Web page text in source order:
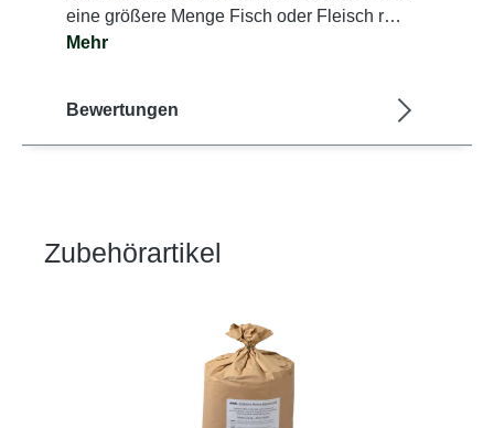
eine größere Menge Fisch oder Fleisch r…
Mehr
Bewertungen
Produktgalerie überspringen
Zubehörartikel